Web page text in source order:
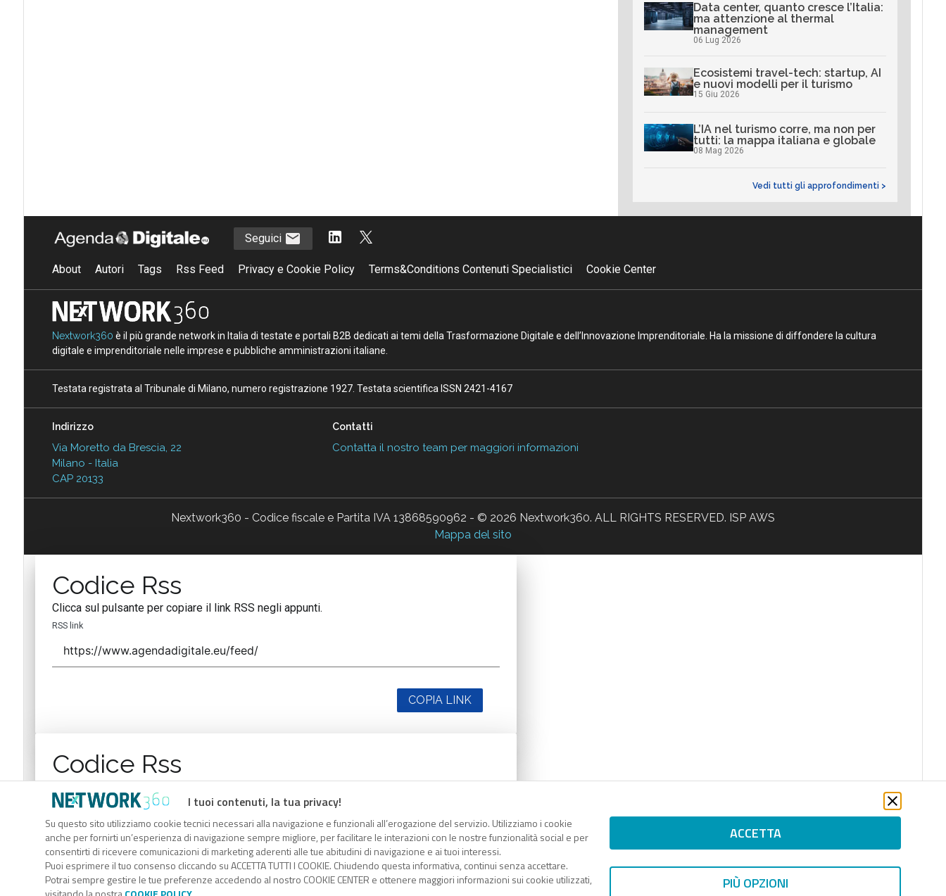
Data center, quanto cresce l’Italia:
ma attenzione al thermal
management
06 Lug 2026
Ecosistemi travel-tech: startup, AI
e nuovi modelli per il turismo
15 Giu 2026
L’IA nel turismo corre, ma non per
tutti: la mappa italiana e globale
08 Mag 2026
Vedi tutti gli approfondimenti >
I tuoi contenuti, la tua privacy!
Su questo sito utilizziamo cookie tecnici necessari alla navigazione e funzionali all’erogazione del servizio. Utilizziamo i cookie
anche per fornirti un’esperienza di navigazione sempre migliore, per facilitare le interazioni con le nostre funzionalità social e per
consentirti di ricevere comunicazioni di marketing aderenti alle tue abitudini di navigazione e ai tuoi interessi.
Puoi esprimere il tuo consenso cliccando su ACCETTA TUTTI I COOKIE. Chiudendo questa informativa, continui senza accettare.
Potrai sempre gestire le tue preferenze accedendo al nostro COOKIE CENTER e ottenere maggiori informazioni sui cookie utilizzati,
ACCETTA
PIÙ OPZIONI
Seguici
About Autori Tags Rss Feed Privacy e Cookie Policy Terms&Conditions Contenuti Specialistici Cookie Center
Nextwork360 è il più grande network in Italia di testate e portali B2B dedicati ai temi della Trasformazione Digitale e dell’Innovazione Imprenditoriale. Ha la missione di diffondere la cultura
digitale e imprenditoriale nelle imprese e pubbliche amministrazioni italiane.
Testata registrata al Tribunale di Milano, numero registrazione 1927. Testata scientifica ISSN 2421-4167
Indirizzo
Via Moretto da Brescia, 22
Milano - Italia
CAP 20133
Contatti
Contatta il nostro team per maggiori informazioni
Nextwork360 - Codice fiscale e Partita IVA 13868590962 - © 2026 Nextwork360. ALL RIGHTS RESERVED. ISP AWS
Mappa del sito
Codice Rss
Clicca sul pulsante per copiare il link RSS negli appunti.
RSS link
COPIA LINK
Codice Rss
RSS link
COPIA LINK